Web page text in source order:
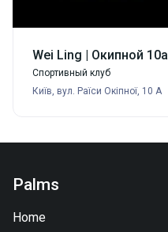
Wei Ling | Окипной 10а
Спортивный клуб
Київ, вул. Раїси Окіпної, 10 А
Palms
Home